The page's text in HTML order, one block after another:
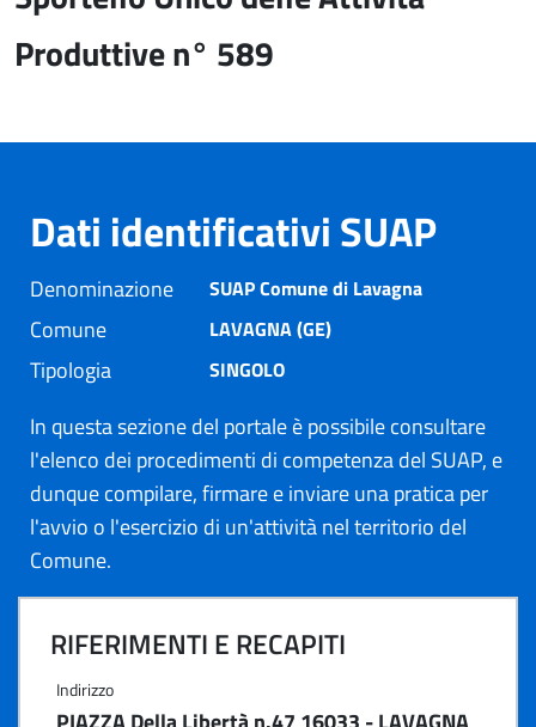
Produttive n° 589
Dati identificativi SUAP
Denominazione SUAP Comune di Lavagna
Comune LAVAGNA (GE)
Tipologia SINGOLO
In questa sezione del portale è possibile consultare
l'elenco dei procedimenti di competenza del SUAP, e
dunque compilare, firmare e inviare una pratica per
l'avvio o l'esercizio di un'attività nel territorio del
Comune.
RIFERIMENTI E RECAPITI
Indirizzo